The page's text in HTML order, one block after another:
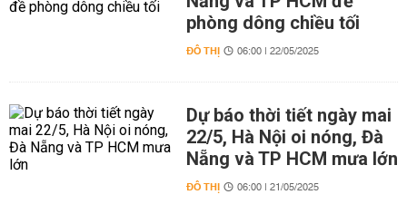
phòng dông chiều tối
ĐÔ THỊ 06:00 | 22/05/2025
Dự báo thời tiết ngày mai
22/5, Hà Nội oi nóng, Đà
Nẵng và TP HCM mưa lớn
ĐÔ THỊ 06:00 | 21/05/2025